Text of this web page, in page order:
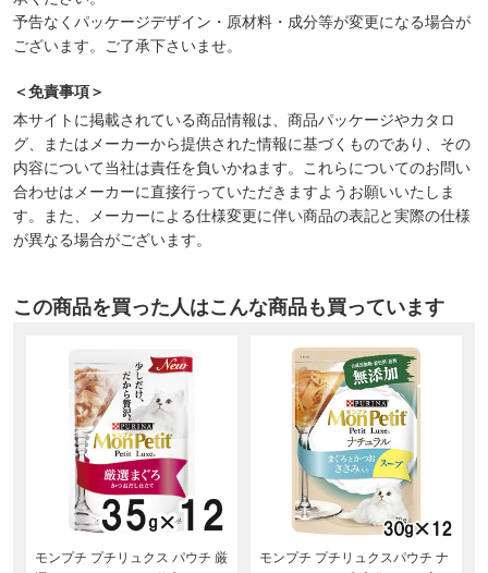
予告なくパッケージデザイン・原材料・成分等が変更になる場合が
ございます。ご了承下さいませ。
＜免責事項＞
本サイトに掲載されている商品情報は、商品パッケージやカタロ
グ、またはメーカーから提供された情報に基づくものであり、その
内容について当社は責任を負いかねます。これらについてのお問い
合わせはメーカーに直接行っていただきますようお願いいたしま
す。また、メーカーによる仕様変更に伴い商品の表記と実際の仕様
が異なる場合がございます。
この商品を買った人はこんな商品も買っています
モンプチ プチリュクス パウチ 厳
モンプチ プチリュクスパウチ ナ